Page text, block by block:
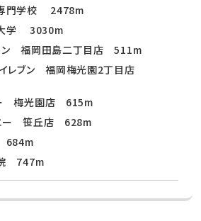
門学校 2478m
学 3030m
ン 福岡田島二丁目店 511m
イレブン 福岡梅光園2丁目店
梅光園店 615m
ー 笹丘店 628m
684m
747m